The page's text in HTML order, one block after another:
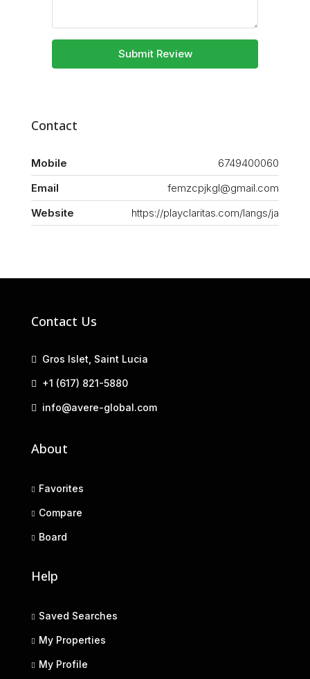
Submit Review
Contact
Mobile
6749400060
Email
femzcpjkgl@gmail.com
Website
https://playclaritas.com/langs/ja
Contact Us
Gros Islet, Saint Lucia
+1 (617) 821-5880
info@avere-global.com
About
Favorites
Compare
Board
Help
Saved Searches
My Properties
My Profile